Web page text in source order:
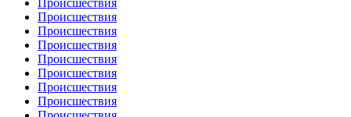
Происшествия
Происшествия
Происшествия
Происшествия
Происшествия
Происшествия
Происшествия